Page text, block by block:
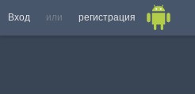
Вход или регистрация